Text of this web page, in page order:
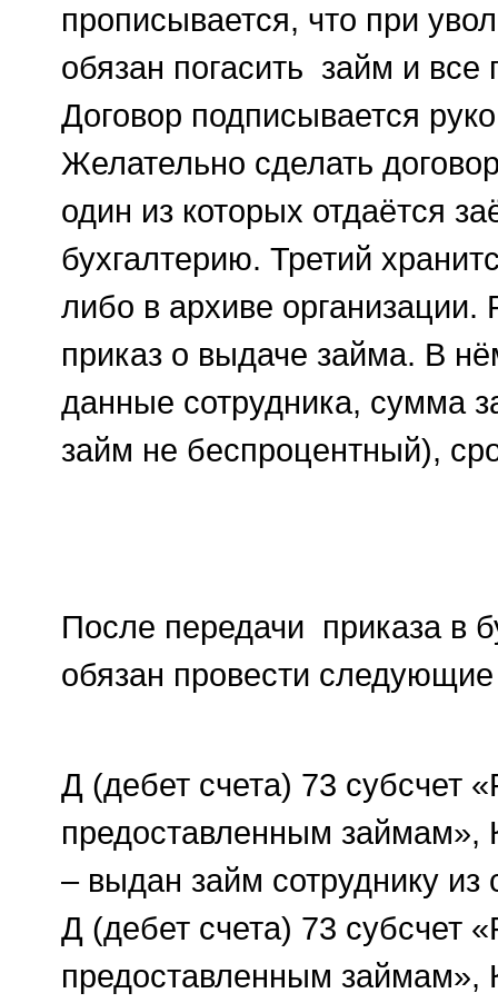
прописывается, что при
обязан погасить займ и
Договор подписывается
Желательно сделать
один из которых отдаётся
бухгалтерию. Третий
либо в архиве организации.
приказ о выдаче займа. В
данные сотрудника, сумма
займ не беспроцентный),
После передачи приказа в
обязан провести
Д (дебет счета) 73 субсчет
предоставленным займам»,
– выдан займ сотруднику из
Д (дебет счета) 73 субсчет
предоставленным займам»,